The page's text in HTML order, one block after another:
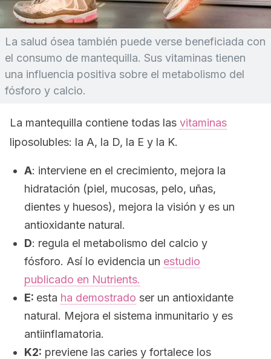
La salud ósea también puede verse beneficiada con
el consumo de mantequilla. Sus vitaminas tienen
una influencia positiva sobre el metabolismo del
fósforo y calcio.
La mantequilla contiene todas las vitaminas
liposolubles: la A, la D, la E y la K.
A: interviene en el crecimiento, mejora la
hidratación (piel, mucosas, pelo, uñas,
dientes y huesos), mejora la visión y es un
antioxidante natural.
D: regula el metabolismo del calcio y
fósforo. Así lo evidencia un estudio
publicado en Nutrients.
E: esta ha demostrado ser un antioxidante
natural. Mejora el sistema inmunitario y es
antiinflamatoria.
K2: previene las caries y fortalece los